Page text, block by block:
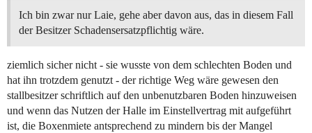
Ich bin zwar nur Laie, gehe aber davon aus, das in diesem Fall
der Besitzer Schadensersatzpflichtig wäre.
ziemlich sicher nicht - sie wusste von dem schlechten Boden und
hat ihn trotzdem genutzt - der richtige Weg wäre gewesen den
stallbesitzer schriftlich auf den unbenutzbaren Boden hinzuweisen
und wenn das Nutzen der Halle im Einstellvertrag mit aufgeführt
ist, die Boxenmiete antsprechend zu mindern bis der Mangel